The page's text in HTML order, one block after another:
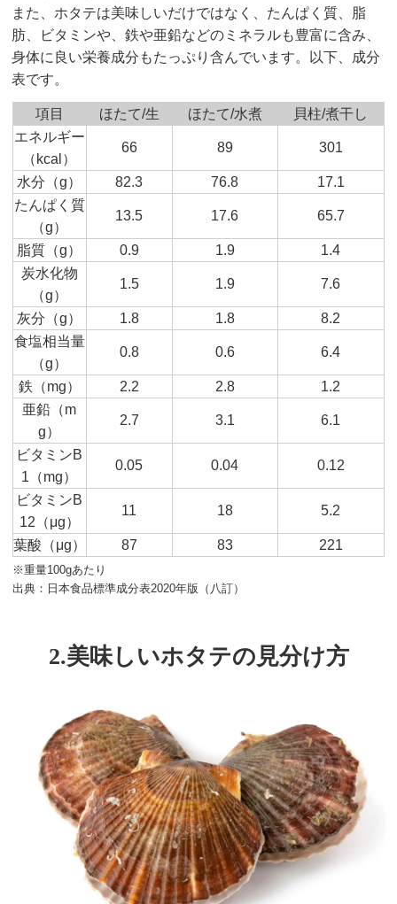
また、ホタテは美味しいだけではなく、たんぱく質、脂
肪、ビタミンや、鉄や亜鉛などのミネラルも豊富に含み、
身体に良い栄養成分もたっぷり含んでいます。以下、成分
表です。
項目 ほたて/生 ほたて/水煮
貝柱/煮干し
エネルギー
（kcal）
66 89 301
水分（g） 82.3 76.8
17.1
たんぱく質
（g）
13.5 17.6 65.7
脂質（g） 0.9 1.9
1.4
炭水化物
（g）
1.5 1.9 7.6
灰分（g） 1.8 1.8
8.2
食塩相当量
（g）
0.8 0.6 6.4
鉄（mg） 2.2 2.8
1.2
亜鉛（m
g）
2.7 3.1 6.1
ビタミンB
1（mg）
0.05 0.04 0.12
ビタミンB
12（μg）
11 18 5.2
葉酸（μg） 87 83 221
※重量100gあたり
出典：日本食品標準成分表2020年版（八訂）
2.美味しいホタテの見分け方